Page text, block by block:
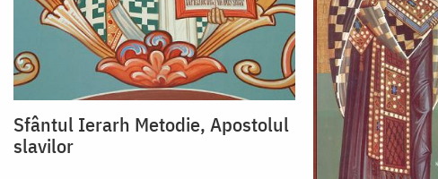
Sfântul Ierarh Metodie, Apostolul
slavilor